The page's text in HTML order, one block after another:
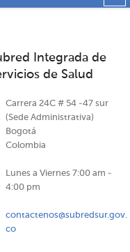
Integrada de
de Salud
Carrera 24C # 54 -47 sur
(Sede Administrativa)
Bogotá
Colombia
Lunes a Viernes 7:00 am -
4:00 pm
contactenos@subredsur.gov.
co